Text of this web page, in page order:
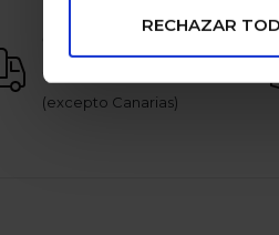
RECHAZAR
envío gratuito
a partir de 65€
(excepto Canarias)